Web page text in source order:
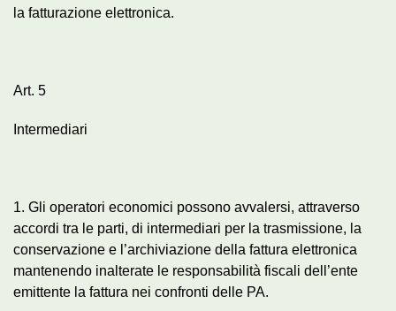
la fatturazione elettronica.
Art. 5
Intermediari
1. Gli operatori economici possono avvalersi, attraverso
accordi tra le parti, di intermediari per la trasmissione, la
conservazione e l’archiviazione della fattura elettronica
mantenendo inalterate le responsabilità fiscali dell’ente
emittente la fattura nei confronti delle PA.